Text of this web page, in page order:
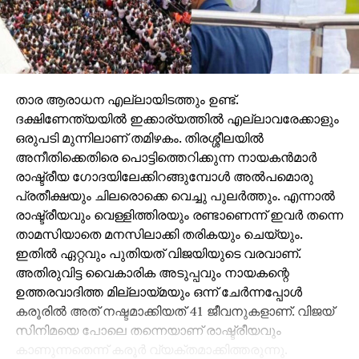
പ്രകടിപ്പിച്ചിട്ടുള്ള സര്‍ക്കാറിലെ സഖ്യകക്ഷികള്‍ എന്തു
നിലപാട് സ്വീകരിക്കുമെന്നത് മോദിയുടെയും
കൂട്ടരുടെയും ചങ്കിടിപ്പ് വര്‍ധിപ്പിക്കുകതന്നെ ചെയ്യും.
എന്തായാലും മുന്‍കാലങ്ങളിലെ പോലെ
ദോശചുട്ടെടുക്കുന്നതു പോലെ നിയമം
ബില്‍പാസാക്കിയെടുക്കാനുള്ള സാഹചര്യമല്ല
നിലവില്‍ സഭയിലുള്ളത് മറ്റാരെക്കാളും
നന്നായറിയാവുന്നത് പ്രധാനമന്ത്രിക്കും ആഭ്യന്തര
മന്ത്രിമാര്‍ക്കുമെല്ലാമാണ്.
ഉത്തരാഖണ്ഡില്‍ ഏകീകൃത സിവില്‍ കോഡ്
(യു.സി.സി) നടപ്പിലാക്കിയതും ജനാധിപത്യത്തിനും
മതേതരത്വത്തിനും നേരെയുള്ള മറ്റൊരു
വെല്ലുവിളിയാണെന്ന് പറയാതിരിക്കാനാവില്ല.
രാജ്യത്ത് യു.സി.സി നടപ്പിലാക്കുന്നതിന്റെ
പരീക്ഷണമെന്ന നിലയിലാണ് ഉത്തരാഖണ്ഡ് യു.സി
.സിയെ കേന്ദ്ര സര്‍ക്കാര്‍ കാണുന്നത്. ഗോത്ര
താര ആരാധന എല്ലായിടത്തും ഉണ്ട്.
ദക്ഷിണേന്ത്യയില്‍ ഇക്കാര്യത്തില്‍ എല്ലാവരേക്കാളും
ഒരുപടി മുന്നിലാണ് തമിഴകം. തിരശ്ശീലയില്‍
അനീതിക്കെതിരെ പൊട്ടിത്തെറിക്കുന്ന നായകന്‍മാര്‍
രാഷ്ട്രീയ ഗോദയിലേക്കിറങ്ങുമ്പോള്‍ അല്‍പമൊരു
പ്രതീക്ഷയും ചിലരൊക്കെ വെച്ചു പുലര്‍ത്തും. എന്നാല്‍
രാഷ്ട്രീയവും വെള്ളിത്തിരയും രണ്ടാണെന്ന് ഇവര്‍ തന്നെ
താമസിയാതെ മനസിലാക്കി തരികയും ചെയ്യും.
ഇതില്‍ ഏറ്റവും പുതിയത് വിജയിയുടെ വരവാണ്.
അതിരുവിട്ട വൈകാരിക അടുപ്പവും നായകന്റെ
ഉത്തരവാദിത്ത മില്ലായ്മയും ഒന്ന് ചേര്‍ന്നപ്പോള്‍
കരൂരില്‍ അത് നഷ്ടമാക്കിയത് 41 ജീവനുകളാണ്. വിജയ്
സിനിമയെ പോലെ തന്നെയാണ് രാഷ്ട്രീയവും